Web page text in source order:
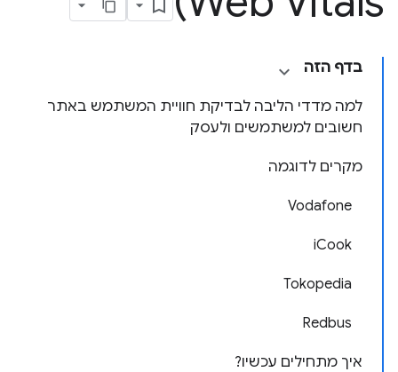
בדף הזה
למה מדדי הליבה לבדיקת חוויית המשתמש באתר
חשובים למשתמשים ולעסק
מקרים לדוגמה
Vodafone
iCook
Tokopedia
Redbus
איך מתחילים עכשיו?